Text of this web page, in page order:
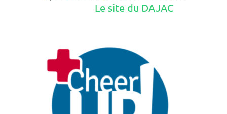
Le site du DAJAC